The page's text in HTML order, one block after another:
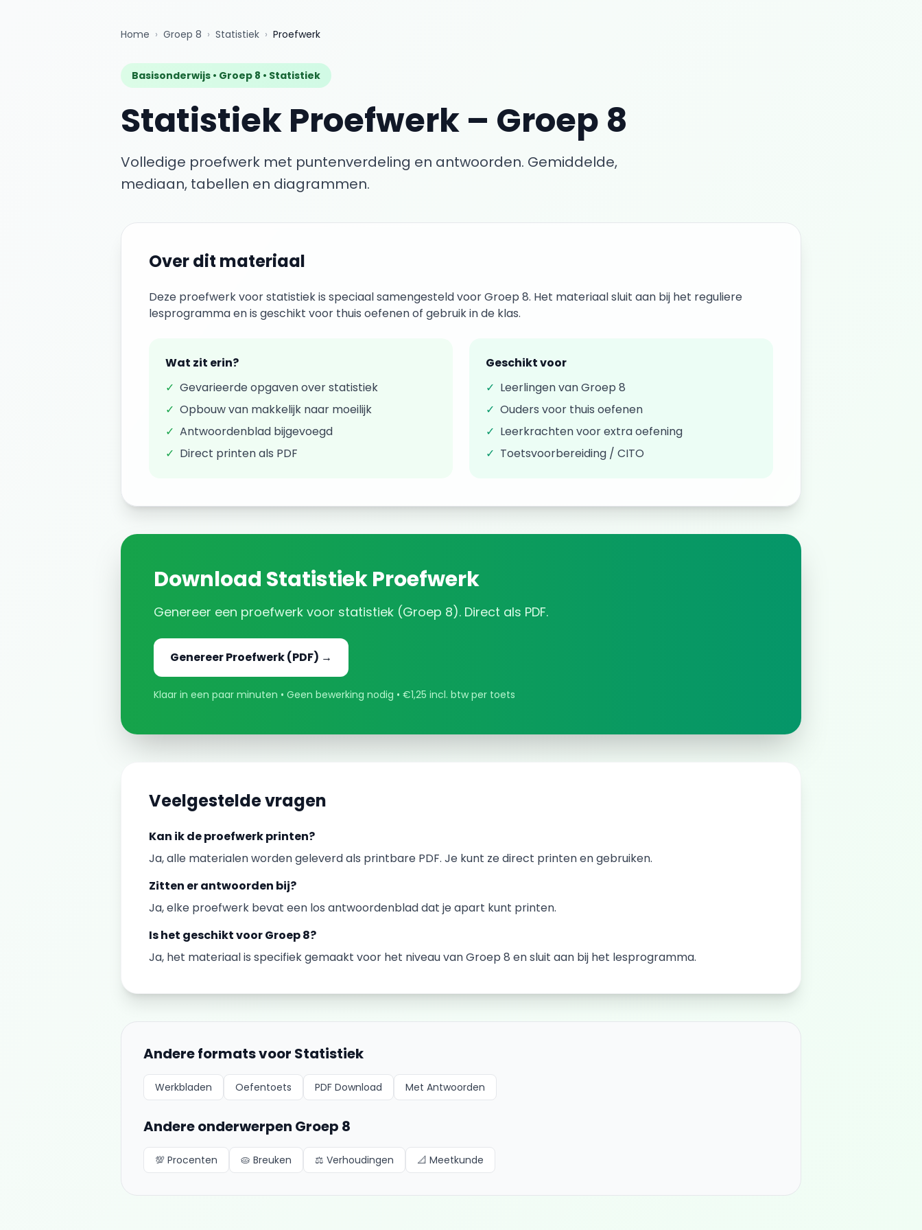
Home › Groep 8 › Statistiek › Proefwerk
Basisonderwijs • Groep 8 • Statistiek
StatistiekProefwerk– Groep 8
Volledige proefwerk met puntenverdeling en antwoorden. Gemiddelde,
mediaan, tabellen en diagrammen.
Over dit materiaal
Deze proefwerkvoorstatistiekis speciaal samengesteld voorGroep 8. Het materiaal sluit aan bij het reguliere
lesprogramma en is geschikt voor thuis oefenen of gebruik in de klas.
Wat zit erin?
✓ Gevarieerde opgaven overstatistiek
✓ Opbouw van makkelijk naar moeilijk
✓ Antwoordenblad bijgevoegd
✓ Direct printen als PDF
Geschikt voor
✓ Leerlingen vanGroep 8
✓ Ouders voor thuis oefenen
✓ Leerkrachten voor extra oefening
✓ Toetsvoorbereiding / CITO
Download StatistiekProefwerk
Genereer een proefwerk voor statistiek (Groep 8). Direct als PDF.
GenereerProefwerk(PDF) →
Klaar in een paar minuten • Geen bewerking nodig • €1,25 incl. btw per toets
Veelgestelde vragen
Kan ik deproefwerkprinten?
Ja, alle materialen worden geleverd als printbare PDF. Je kunt ze direct printen en gebruiken.
Zitten er antwoorden bij?
Ja, elke proefwerk bevat een los antwoordenblad dat je apart kunt printen.
Is het geschikt voorGroep 8?
Ja, het materiaal is specifiek gemaakt voor het niveau vanGroep 8 en sluit aan bij het lesprogramma.
Andere formats voor Statistiek
Werkbladen Oefentoets PDF Download Met Antwoorden
Andere onderwerpen Groep 8
💯 Procenten 🥧 Breuken ⚖️ Verhoudingen 📐 Meetkunde